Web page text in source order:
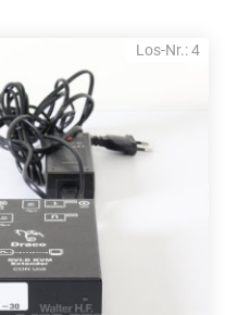
Los-Nr.: 4